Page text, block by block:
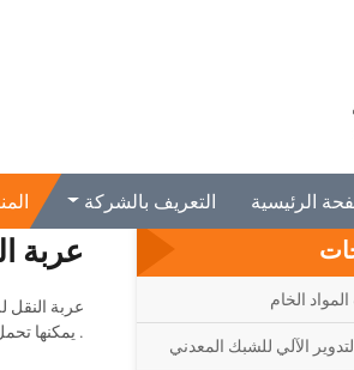
الرئيسية التعريف بالشركة
المنتجات قسم التعقيم عربة النقل للتصليب
عربة
. يمكنها
الخام
الآلي للشبك المعدني